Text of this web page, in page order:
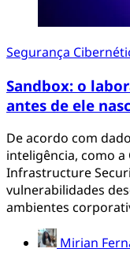
Segurança
Sandbox: o
antes de ele
De acordo com
inteligência, como a
Infrastructure
vulnerabilidades
ambientes
Mirian